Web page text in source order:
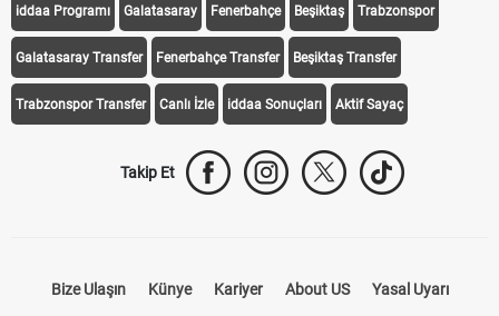
iddaa Programı Galatasaray Fenerbahçe Beşiktaş Trabzonspor
Galatasaray Transfer Fenerbahçe Transfer Beşiktaş Transfer
Trabzonspor Transfer Canlı İzle iddaa Sonuçları Aktif Sayaç
Takip Et
Bize Ulaşın Künye Kariyer About US Yasal Uyarı